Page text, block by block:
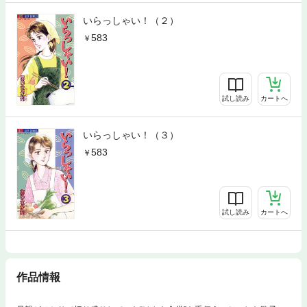
いらっしゃい！（２）
583
試し読み カートへ
いらっしゃい！（３）
583
試し読み カートへ
作品情報